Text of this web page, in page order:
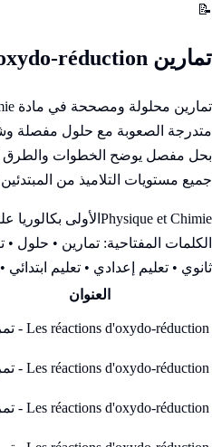
📝
تمارين Les réactions d'oxydo-réduction
متدرجة الصعوبة مع حلول مفصلة
بحل مفصل يوضح الخطوات والطرق
جميع مستويات التلاميذ من
Physique et Chimie الأولى بكالوريا
الكلمات المفتاحية: تمارين • حلول
ثانوي • تعليم إعدادي • تعليم ابتدائي
العنوان
Les réactions d'oxydo-réduction - تمرين 1
Les réactions d'oxydo-réduction - تمرين 2
Les réactions d'oxydo-réduction - تمرين 3